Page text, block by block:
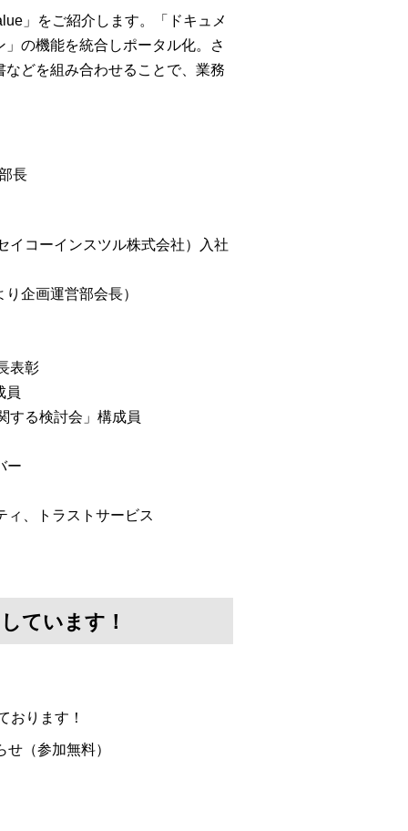
」をご紹介します。「ドキュメ
の機能を統合しポータル化。さ
どを組み合わせることで、業務
長
コーインスツル株式会社）入社
企画運営部会長）
表彰
する検討会」構成員
ー
ィ、トラストサービス
ています！
おります！
（参加無料）